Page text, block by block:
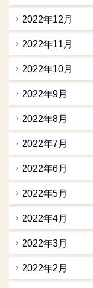
2022年12月
2022年11月
2022年10月
2022年9月
2022年8月
2022年7月
2022年6月
2022年5月
2022年4月
2022年3月
2022年2月